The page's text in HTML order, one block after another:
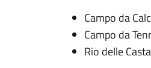
Campo da
Campo da
Rio delle